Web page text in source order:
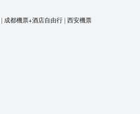
| 成都機票+酒店自由行 | 西安機票